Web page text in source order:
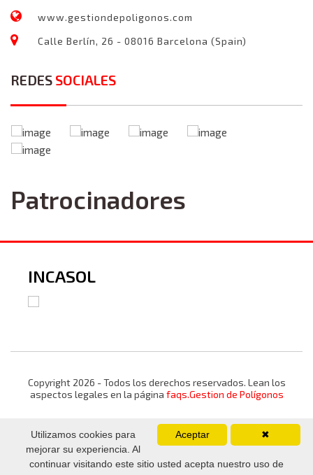
www.gestiondepoligonos.com
Calle Berlín, 26 - 08016 Barcelona (Spain)
REDES SOCIALES
Patrocinadores
INCASOL
Copyright 2026 - Todos los derechos reservados. Lean los
aspectos legales en la página faqs.Gestion de Polígonos
✖
Aceptar
Utilizamos cookies para
mejorar su experiencia. Al
continuar visitando este sitio usted acepta nuestro uso de